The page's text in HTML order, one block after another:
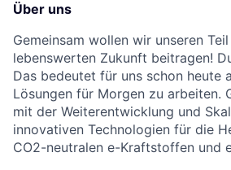
Über uns
Gemeinsam wollen wir unseren
lebenswerten Zukunft beitragen!
Das bedeutet für uns schon heute
Lösungen für Morgen zu arbeiten.
mit der Weiterentwicklung und
innovativen Technologien für die
CO2-neutralen e-Kraftstoffen und